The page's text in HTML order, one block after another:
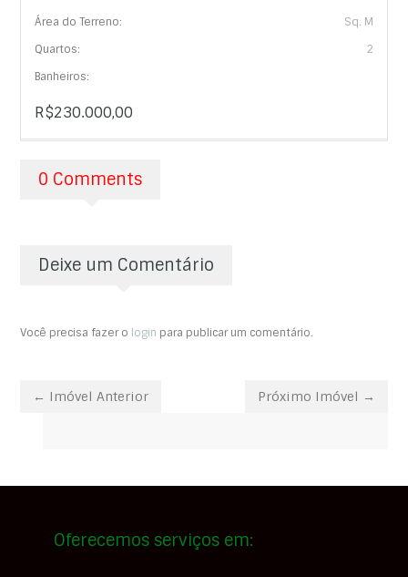
Área do Terreno:
Sq. M
Quartos:
2
Banheiros:
R$230.000,00
0 Comments
Deixe um Comentário
Você precisa fazer o login para publicar um comentário.
← Imóvel Anterior Próximo Imóvel →
Oferecemos serviços em: